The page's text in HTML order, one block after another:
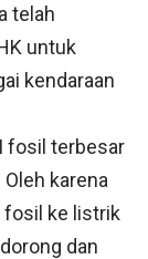
telah
untuk
kendaraan
fosil terbesar
karena
fosil ke listrik
dan